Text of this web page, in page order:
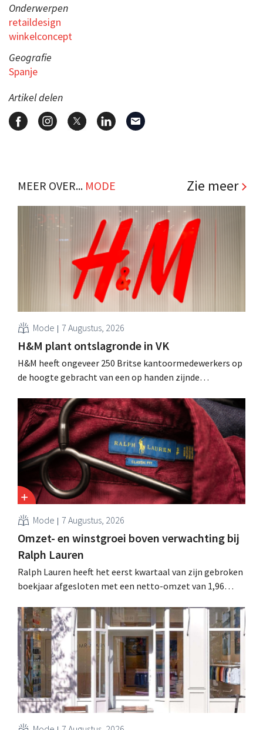
Onderwerpen
retaildesign
winkelconcept
Geografie
Spanje
Artikel delen
MEER OVER... MODE Zie meer
Mode 7 Augustus, 2026
H&M plant ontslagronde in VK
H&M heeft ongeveer 250 Britse kantoormedewerkers op
de hoogte gebracht van een op handen zijnde
sanering volgt op eerdere ingrepen in Nederland, België
en Spanje waarbij al honderden jobs verloren gingen.
Mode 7 Augustus, 2026
Omzet- en winstgroei boven verwachting bij
Ralph Lauren
Ralph Lauren heeft het eerst kwartaal van zijn gebroken
boekjaar afgesloten met een netto-omzet van 1,96
is dan een jaar eerder. Na die beter dan verwachte start
verhoogt het bedrijf ook zijn vooruitzichten voor het
volledige boekjaar.